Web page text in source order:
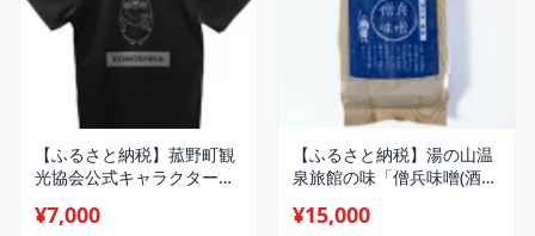
【ふるさと納税】菰野町観
光協会公式キャラクター
ズ)【1419100】
¥7,000
【ふるさと納税】湯の山温
泉旅館の味「僧兵味噌(酒粕
【1511751】
¥15,000